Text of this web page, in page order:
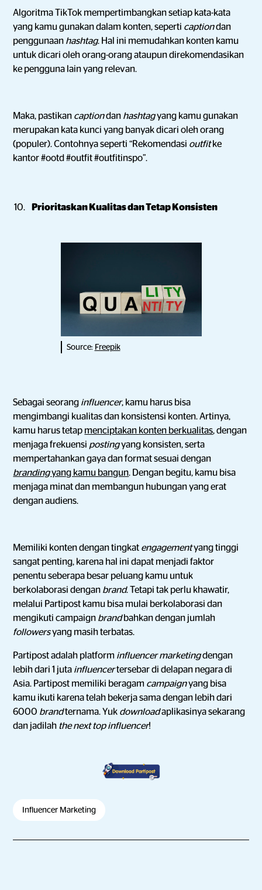
Algoritma TikTok mempertimbangkan setiap kata-kata
yang kamu gunakan dalam konten, seperti captiondan
penggunaan hashtag. Hal ini memudahkan konten kamu
untuk dicari oleh orang-orang ataupun direkomendasikan
ke pengguna lain yang relevan.
Maka, pastikan captiondan hashtagyang kamu gunakan
merupakan kata kunci yang banyak dicari oleh orang
(populer). Contohnya seperti “Rekomendasi outfitke
kantor #ootd #outfit #outfitinspo”.
Prioritaskan Kualitas dan Tetap Konsisten
Source: Freepik
Sebagai seorang influencer, kamu harus bisa
mengimbangi kualitas dan konsistensi konten. Artinya,
kamu harus tetap menciptakan konten berkualitas, dengan
menjaga frekuensi postingyang konsisten, serta
mempertahankan gaya dan format sesuai dengan
brandingyang kamu bangun. Dengan begitu, kamu bisa
menjaga minat dan membangun hubungan yang erat
dengan audiens.
Memiliki konten dengan tingkat engagementyang tinggi
sangat penting, karena hal ini dapat menjadi faktor
penentu seberapa besar peluang kamu untuk
berkolaborasi dengan brand. Tetapi tak perlu khawatir,
melalui Partipost kamu bisa mulai berkolaborasi dan
mengikuti campaign brandbahkan dengan jumlah
followersyang masih terbatas.
Partipost adalah platform influencer marketingdengan
lebih dari 1 juta influencertersebar di delapan negara di
Asia. Partipost memiliki beragam campaignyang bisa
kamu ikuti karena telah bekerja sama dengan lebih dari
6000 brandternama. Yuk downloadaplikasinya sekarang
dan jadilah the next top influencer!
Influencer Marketing